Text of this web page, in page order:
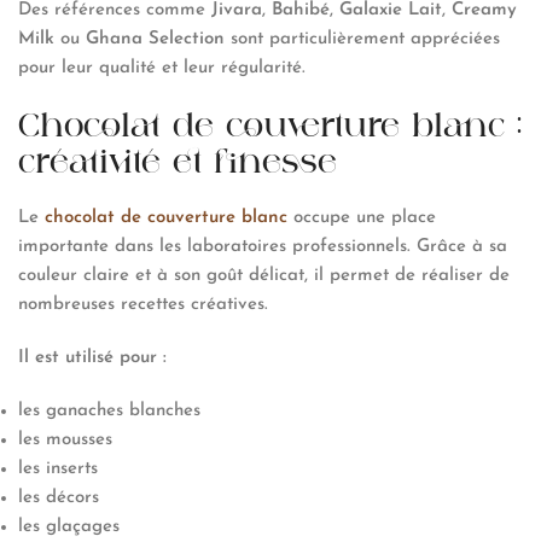
Des références comme Jivara, Bahibé, Galaxie Lait, Creamy
Milk ou Ghana Selection sont particulièrement appréciées
pour leur qualité et leur régularité.
Chocolat de couverture blanc :
créativité et finesse
Le chocolat de couverture blanc occupe une place
importante dans les laboratoires professionnels. Grâce à sa
couleur claire et à son goût délicat, il permet de réaliser de
nombreuses recettes créatives.
Il est utilisé pour :
les ganaches blanches
les mousses
les inserts
les décors
les glaçages